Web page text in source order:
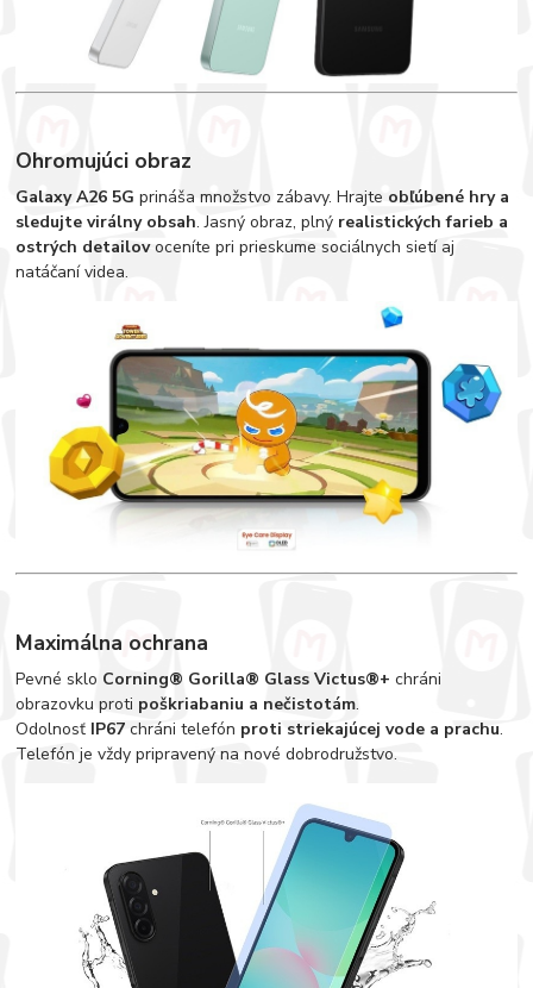
Ohromujúci obraz
Galaxy A26 5G prináša množstvo zábavy. Hrajte obľúbené hry a
sledujte virálny obsah. Jasný obraz, plný realistických farieb a
ostrých detailovoceníte pri prieskume sociálnych sietí aj
natáčaní videa.
Maximálna ochrana
Pevné sklo Corning® Gorilla® Glass Victus®+ chráni
obrazovku proti poškriabaniu a nečistotám.
Odolnosť IP67 chráni telefón proti striekajúcej vode a prachu.
Telefón je vždy pripravený na nové dobrodružstvo.